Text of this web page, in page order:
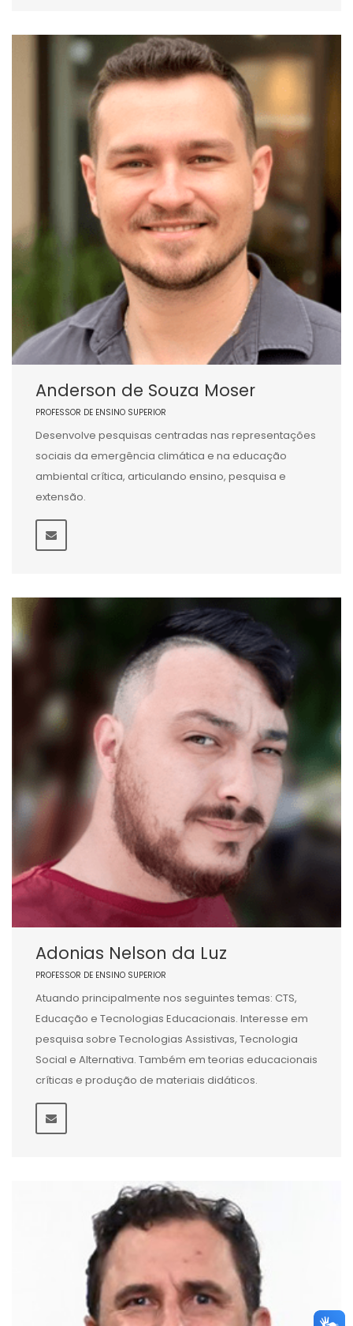
Anderson de Souza Moser
PROFESSOR DE ENSINO SUPERIOR
Desenvolve pesquisas centradas nas representações
sociais da emergência climática e na educação
ambiental crítica, articulando ensino, pesquisa e
extensão.
Adonias Nelson da Luz
PROFESSOR DE ENSINO SUPERIOR
Atuando principalmente nos seguintes temas: CTS,
Educação e Tecnologias Educacionais. Interesse em
pesquisa sobre Tecnologias Assistivas, Tecnologia
Social e Alternativa. Também em teorias educacionais
críticas e produção de materiais didáticos.